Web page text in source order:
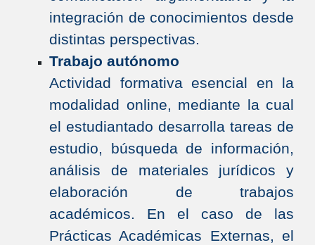
integración de conocimientos desde
distintas perspectivas.
Trabajo autónomo
Actividad formativa esencial en la
modalidad online, mediante la cual
el estudiantado desarrolla tareas de
estudio, búsqueda de información,
análisis de materiales jurídicos y
elaboración de trabajos
académicos. En el caso de las
Prácticas Académicas Externas, el